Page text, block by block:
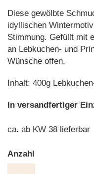
of
the
images
gallery
Diese gewölbte
idyllischen
Stimmung. Gefüllt mit
an Lebkuchen- und
Wünsche offen.
Inhalt: 400g
In versandfertiger
ca. ab KW 38 lieferbar
Anzahl